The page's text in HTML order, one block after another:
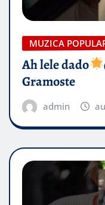
MUZICA
Ah lele dado​
Gramoste
admin